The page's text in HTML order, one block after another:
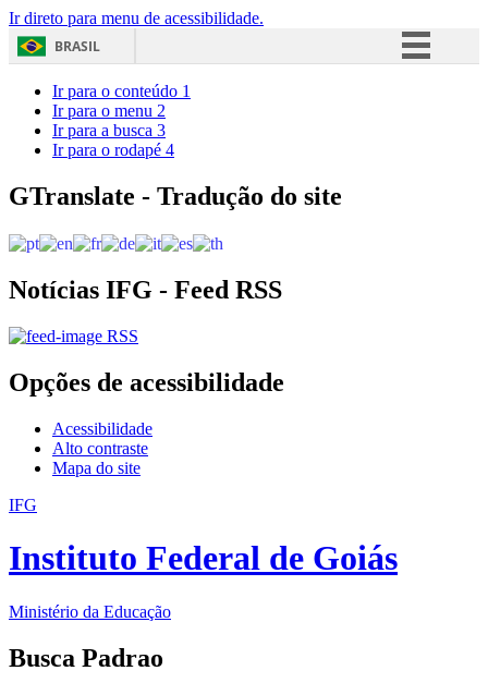
Ir direto para menu de acessibilidade.
BRASIL
Acesso à informação
Ir para o conteúdo 1
Ir para o menu 2
Ir para a busca 3
Ir para o rodapé 4
GTranslate - Tradução do site
Notícias IFG - Feed RSS
RSS
Opções de acessibilidade
Acessibilidade
Alto contraste
Mapa do site
IFG
Instituto Federal de Goiás
Ministério da Educação
Busca Padrao